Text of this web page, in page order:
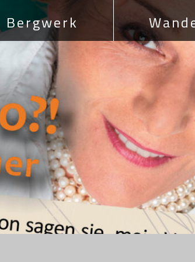
Bergwerk